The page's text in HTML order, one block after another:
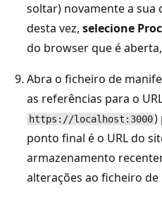
soltar) novamente a sua
desta vez, selecione
do browser que é
Abra o ficheiro de
as referências para o
https://localhost:3000)
ponto final é o URL do
armazenamento
alterações ao ficheiro